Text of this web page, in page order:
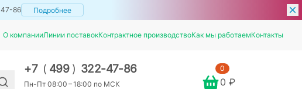
86 Подробнее
О компанииЛинии поставокКонтрактное производствоКак мы работаемКонтакты
+7 ( 499 ) 322-47-86
Пн-Пт 08:00 – 18:00 по МСК
0
0 ₽